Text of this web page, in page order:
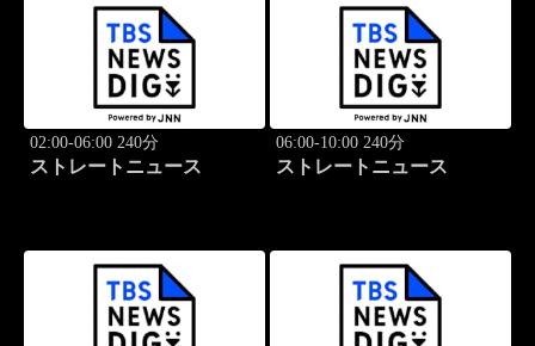
02:00-06:00 240分
ストレートニュース
06:00-10:00 240分
ストレートニュース